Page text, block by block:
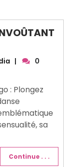
|
0
: Plongez
sa
Continue . . .